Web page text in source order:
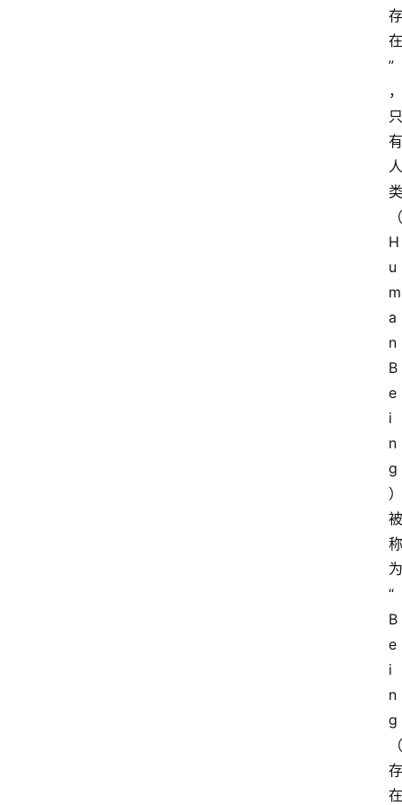
存
在
”
，
只
有
人
类
（
H
u
m
a
n
B
e
i
n
g
）
被
称
为
“
B
e
i
n
g
（
存
在